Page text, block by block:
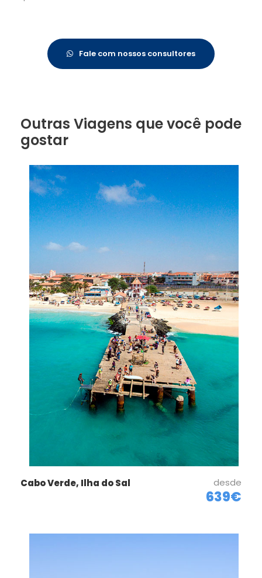
Fale com nossos consultores
Outras Viagens que você pode
gostar
Cabo Verde, Ilha do Sal desde
639€